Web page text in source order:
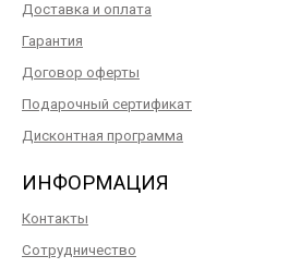
Доставка и оплата
Гарантия
Договор оферты
Подарочный сертификат
Дисконтная программа
ИНФОРМАЦИЯ
Контакты
Сотрудничество